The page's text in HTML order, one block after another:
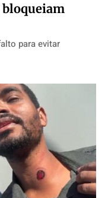
bloqueiam
para evitar